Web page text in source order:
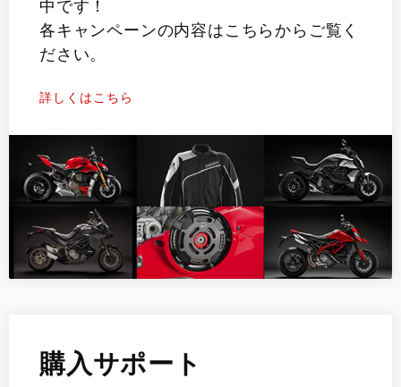
中です！
各キャンペーンの内容はこちらからご覧く
ださい。
詳しくはこちら
購入サポート